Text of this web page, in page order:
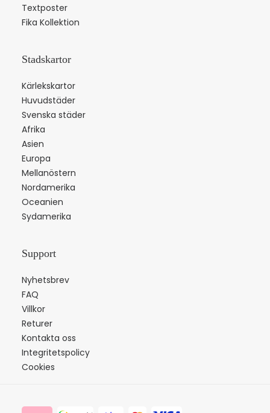
Textposter
Fika Kollektion
Stadskartor
Kärlekskartor
Huvudstäder
Svenska städer
Afrika
Asien
Europa
Mellanöstern
Nordamerika
Oceanien
Sydamerika
Support
Nyhetsbrev
FAQ
Villkor
Returer
Kontakta oss
Integritetspolicy
Cookies